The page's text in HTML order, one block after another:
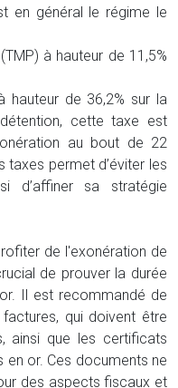
en général le régime le
à hauteur de 11,5%
hauteur de 36,2% sur la
cette taxe est
au bout de 22
taxes permet d’éviter les
d’affiner sa stratégie
de l'exonération de
de prouver la durée
Il est recommandé de
qui doivent être
ainsi que les certificats
or. Ces documents ne
des aspects fiscaux et